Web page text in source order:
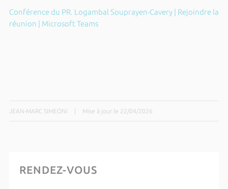
Conférence du PR. Logambal Souprayen-Cavery | Rejoindre la
réunion | Microsoft Teams
JEAN-MARC SIMEONI Mise à jour le 22/04/2026
RENDEZ-VOUS